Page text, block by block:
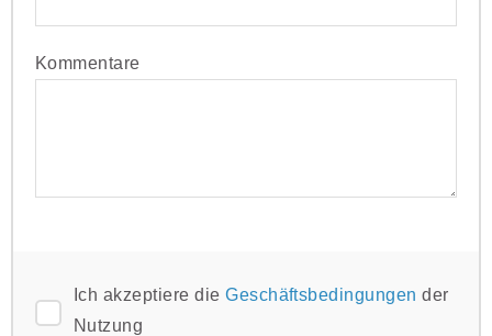
Kommentare
Ich akzeptiere dieGeschäftsbedingungen der
Nutzung